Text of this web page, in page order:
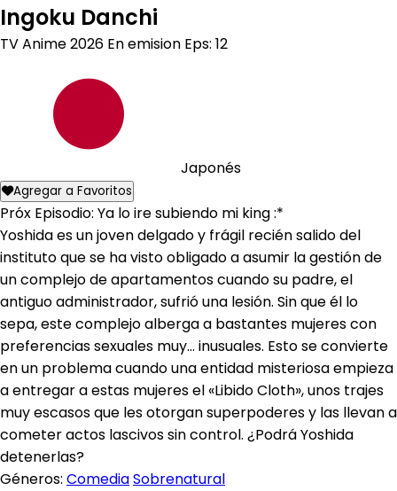
Ingoku Danchi
TV Anime2026 En emision Eps: 12
Japonés
Agregar a Favoritos
Próx Episodio: Ya lo ire subiendo mi king :*
Yoshida es un joven delgado y frágil recién salido del
instituto que se ha visto obligado a asumir la gestión de
un complejo de apartamentos cuando su padre, el
antiguo administrador, sufrió una lesión. Sin que él lo
sepa, este complejo alberga a bastantes mujeres con
preferencias sexuales muy... inusuales. Esto se convierte
en un problema cuando una entidad misteriosa empieza
a entregar a estas mujeres el «Libido Cloth», unos trajes
muy escasos que les otorgan superpoderes y las llevan a
cometer actos lascivos sin control. ¿Podrá Yoshida
detenerlas?
Géneros: ComediaSobrenatural